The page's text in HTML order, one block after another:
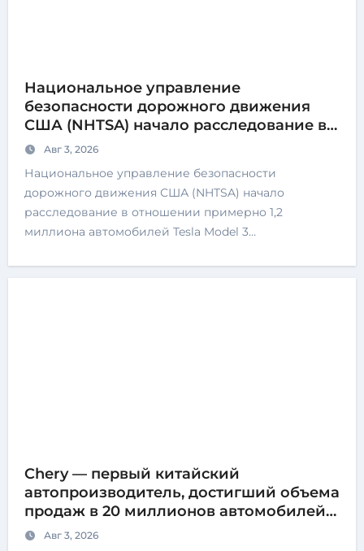
Национальное управление
безопасности дорожного движения
США (NHTSA) начало расследование в
отношении 1,2 ми
Авг 3, 2026
Национальное управление безопасности
дорожного движения США (NHTSA) начало
расследование в отношении примерно 1,2
миллиона автомобилей Tesla Model 3…
Chery — первый китайский
автопроизводитель, достигший объема
продаж в 20 миллионов автомобилей
по всему миру.
Авг 3, 2026